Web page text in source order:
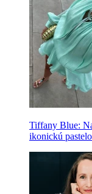
Tiffany Blue:
ikonickú